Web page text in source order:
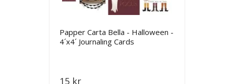
Papper Carta Bella - Halloween -
4´x4´ Journaling Cards
15 kr